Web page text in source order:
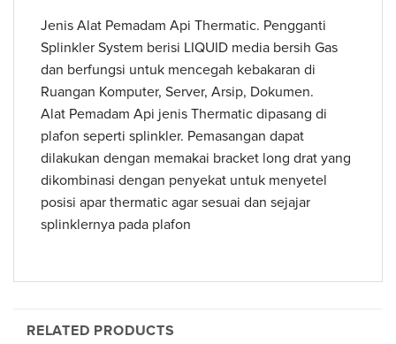
Jenis Alat Pemadam Api Thermatic. Pengganti
Splinkler System berisi LIQUID media bersih Gas
dan berfungsi untuk mencegah kebakaran di
Ruangan Komputer, Server, Arsip, Dokumen.
Alat Pemadam Api jenis Thermatic dipasang di
plafon seperti splinkler. Pemasangan dapat
dilakukan dengan memakai bracket long drat yang
dikombinasi dengan penyekat untuk menyetel
posisi apar thermatic agar sesuai dan sejajar
splinklernya pada plafon
RELATED PRODUCTS